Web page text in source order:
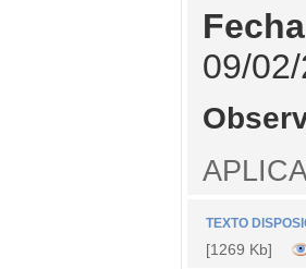
09/
TEXTO
[1269 Kb]